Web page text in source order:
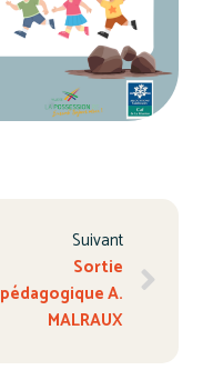
Suivant
Sortie
pédagogique A.
MALRAUX